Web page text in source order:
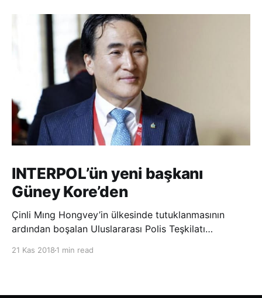
INTERPOL’ün yeni başkanı
Güney Kore’den
Çinli Mıng Hongvey’in ülkesinde tutuklanmasının
ardından boşalan Uluslararası Polis Teşkilatı
21 Kas 2018 1 min read